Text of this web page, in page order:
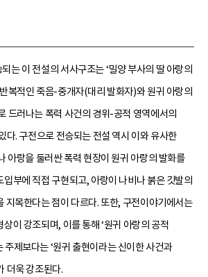
는 이 전설의 서사구조는 ‘밀양 부사의 딸 아랑의
복적인 죽음-중개자(대리 발화자)와 원귀 아랑의
드러나는 폭력 사건의 경위-공적 영역에서의
다. 구전으로 전승되는 전설 역시 이와 유사한
아랑을 둘러싼 폭력 현장이 원귀 아랑의 발화를
부에 직접 구현되고, 아랑이 나비나 붉은 깃발의
지목한다는 점이 다르다. 또한, 구전이야기에서는
이 강조되며, 이를 통해 ‘원귀 아랑의 공적
주제보다는 ‘원귀 출현이라는 신이한 사건과
더욱 강조된다.